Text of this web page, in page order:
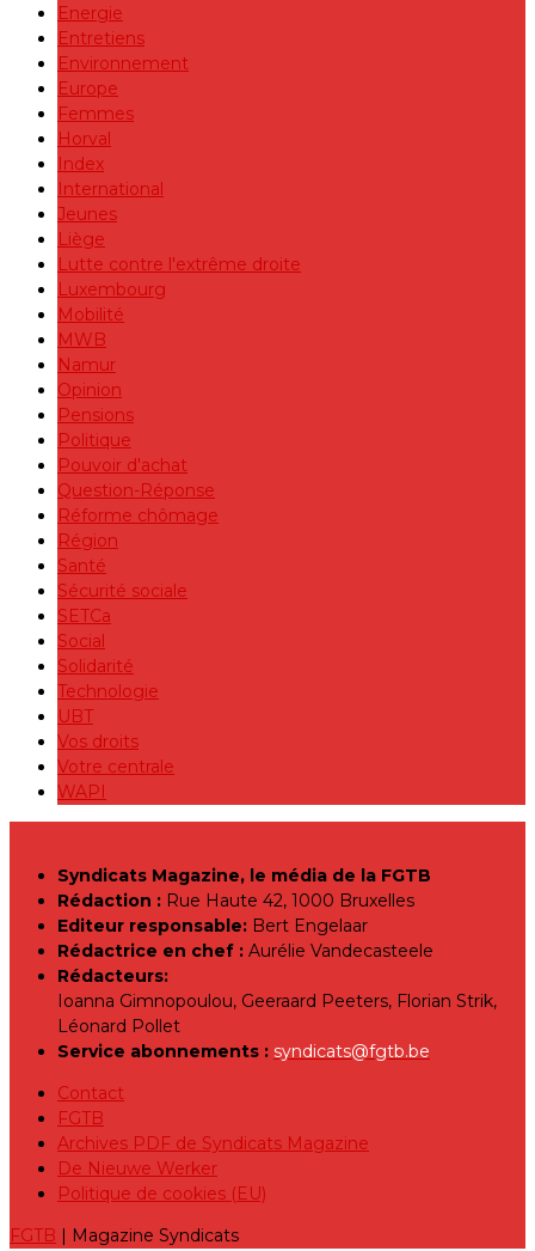
Energie
Entretiens
Environnement
Europe
Femmes
Horval
Index
International
Jeunes
Liège
Lutte contre l'extrême droite
Luxembourg
Mobilité
MWB
Namur
Opinion
Pensions
Politique
Pouvoir d'achat
Question-Réponse
Réforme chômage
Région
Santé
Sécurité sociale
SETCa
Social
Solidarité
Technologie
UBT
Vos droits
Votre centrale
WAPI
Syndicats Magazine, le média de la FGTB
Rédaction : Rue Haute 42, 1000 Bruxelles
Editeur responsable: Bert Engelaar
Rédactrice en chef : Aurélie Vandecasteele
Rédacteurs:
Ioanna Gimnopoulou, Geeraard Peeters, Florian Strik,
Léonard Pollet
Service abonnements : syndicats@fgtb.be
Contact
FGTB
Archives PDF de Syndicats Magazine
De Nieuwe Werker
Politique de cookies (EU)
FGTB | Magazine Syndicats